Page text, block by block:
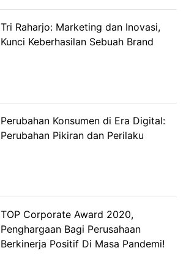
Tri Raharjo: Marketing dan Inovasi,
Kunci Keberhasilan Sebuah Brand
Perubahan Konsumen di Era Digital:
Perubahan Pikiran dan Perilaku
TOP Corporate Award 2020,
Penghargaan Bagi Perusahaan
Berkinerja Positif Di Masa Pandemi!